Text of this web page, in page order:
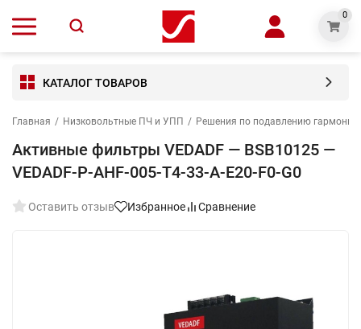
0
КАТАЛОГ ТОВАРОВ
Главная / Низковольтные ПЧ и УПП / Решения по подавлению
Активные фильтры VEDADF — BSB10125 —
VEDADF-P-AHF-005-T4-33-A-E20-F0-G0
Оставить отзыв Избранное Сравнение